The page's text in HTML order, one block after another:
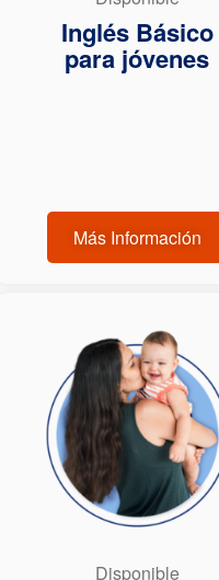
Inglés Básico
para jóvenes
Más Información
Disponible